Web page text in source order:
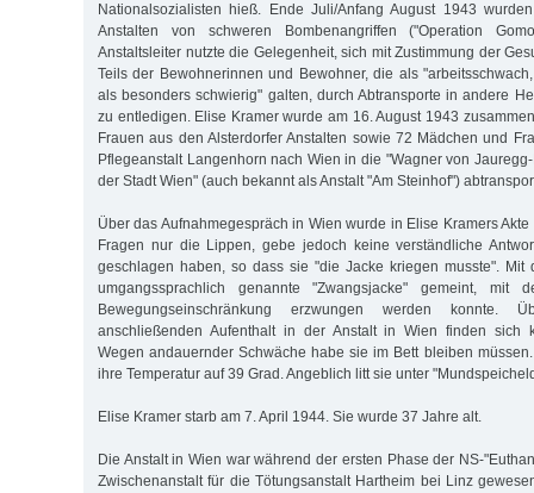
Nationalsozialisten hieß. Ende Juli/Anfang August 1943
Anstalten von schweren Bombenangriffen ("Operation
Anstaltsleiter nutzte die Gelegenheit, sich mit Zustimmung der
Teils der Bewohnerinnen und Bewohner, die als
als besonders schwierig" galten, durch Abtransporte in andere
zu entledigen. Elise Kramer wurde am 16. August 1943
Frauen aus den Alsterdorfer Anstalten sowie 72 Mädchen und
Pflegeanstalt Langenhorn nach Wien in die "Wagner von
der Stadt Wien" (auch bekannt als Anstalt "Am Steinhof")
Über das Aufnahmegespräch in Wien wurde in Elise Kramers
Fragen nur die Lippen, gebe jedoch keine verständliche
geschlagen haben, so dass sie "die Jacke kriegen musste". Mit
umgangssprachlich genannte "Zwangsjacke" gemeint, mit
Bewegungseinschränkung erzwungen werden konnte.
anschließenden Aufenthalt in der Anstalt in Wien finden sich
Wegen andauernder Schwäche habe sie im Bett bleiben
ihre Temperatur auf 39 Grad. Angeblich litt sie unter
Elise Kramer starb am 7. April 1944. Sie wurde 37 Jahre alt.
Die Anstalt in Wien war während der ersten Phase der NS-
Zwischenanstalt für die Tötungsanstalt Hartheim bei Linz